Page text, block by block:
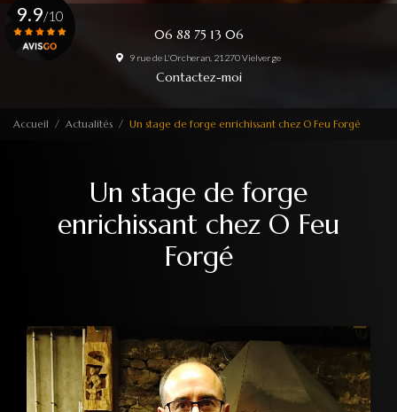
06 88 75 13 06
9 rue de L'Orcheran, 21270 Vielverge
Contactez-moi
9.9/10
Accueil Actualités Un stage de forge enrichissant chez O Feu Forgé
Un stage de forge
enrichissant chez O Feu
Forgé